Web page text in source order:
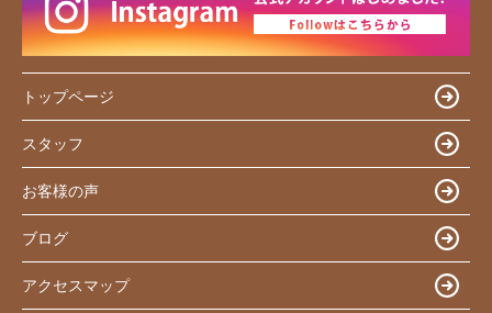
トップページ
スタッフ
お客様の声
ブログ
アクセスマップ